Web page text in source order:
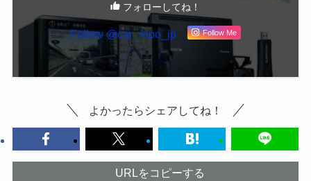
フォローしてね！
Follow @car_repo_jp Follow Me
よかったらシェアしてね！
URLをコピーする